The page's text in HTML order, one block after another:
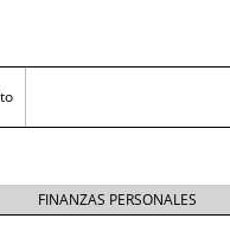
FINANZAS PERSONALES